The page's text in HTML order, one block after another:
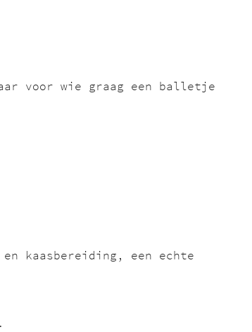
voor wie graag een balletje
kaasbereiding, een echte